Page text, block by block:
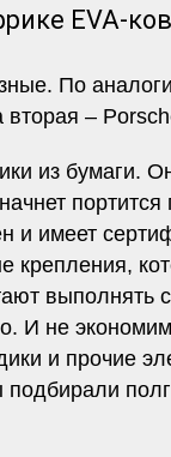
EVA-
По
–
из бумаги.
и имеет
крепления,
И не
и прочие